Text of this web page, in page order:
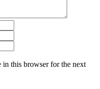
in this browser for the next